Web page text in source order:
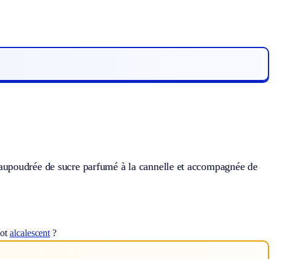
de sucre parfumé à la cannelle et accompagnée de
alcalescent ?